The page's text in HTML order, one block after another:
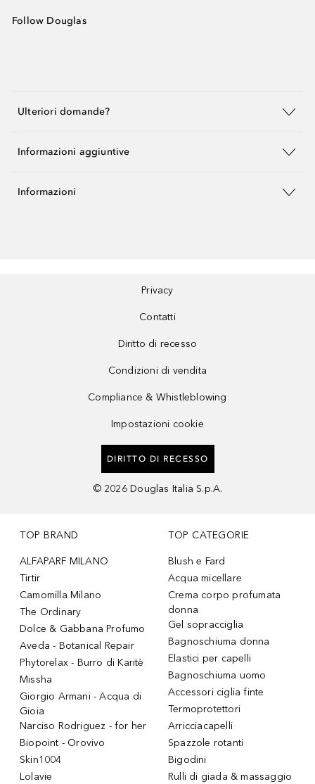
Follow Douglas
Ulteriori domande?
Informazioni aggiuntive
Informazioni
Privacy
Contatti
Diritto di recesso
Condizioni di vendita
Compliance & Whistleblowing
Impostazioni cookie
DIRITTO DI RECESSO
© 2026 Douglas Italia S.p.A.
TOP BRAND
ALFAPARF MILANO
Tirtir
Camomilla Milano
The Ordinary
Dolce & Gabbana Profumo
Aveda - Botanical Repair
Phytorelax - Burro di Karitè
Missha
Giorgio Armani - Acqua di
Gioia
Narciso Rodriguez - for her
Biopoint - Orovivo
Skin1004
Lolavie
TOP CATEGORIE
Blush e Fard
Acqua micellare
Crema corpo profumata
donna
Gel sopracciglia
Bagnoschiuma donna
Elastici per capelli
Bagnoschiuma uomo
Accessori ciglia finte
Termoprotettori
Arricciacapelli
Spazzole rotanti
Bigodini
Rulli di giada & massaggio